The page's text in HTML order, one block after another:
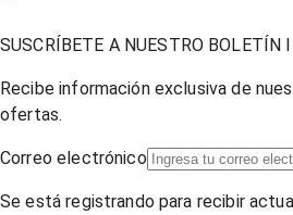
SUSCRÍBETE A NUESTRO BOLETÍN
Recibe información exclusiva de
ofertas.
Correo electrónico
Se está registrando para recibir